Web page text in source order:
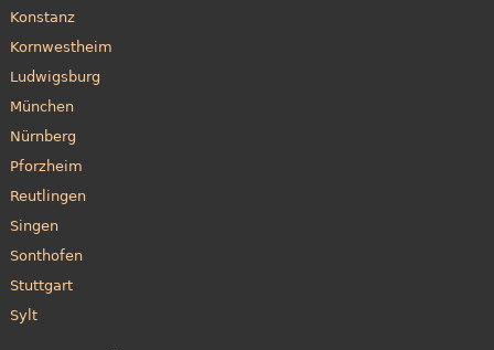
Konstanz
Kornwestheim
Ludwigsburg
München
Nürnberg
Pforzheim
Reutlingen
Singen
Sonthofen
Stuttgart
Sylt